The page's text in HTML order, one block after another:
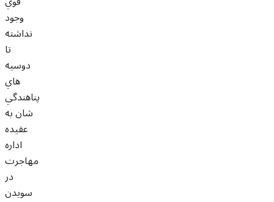
وجود
نداشته
تا
دوسيه
هاي
پناهندگي
شان به
عقيده
اداره
مهاجرت
در
سويدن